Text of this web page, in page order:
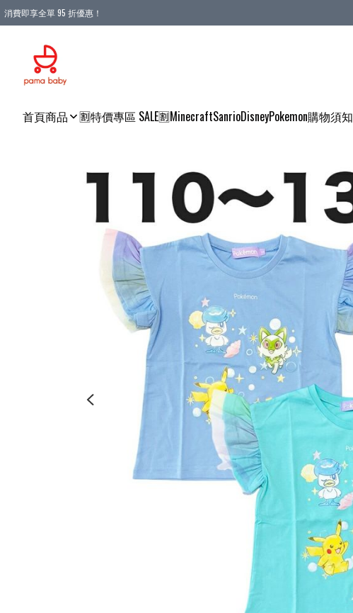
消費即享全單 95 折優惠！
首頁商品 🈹特價專區 SALE🈹MinecraftSanrioDisneyPokemon購物須知